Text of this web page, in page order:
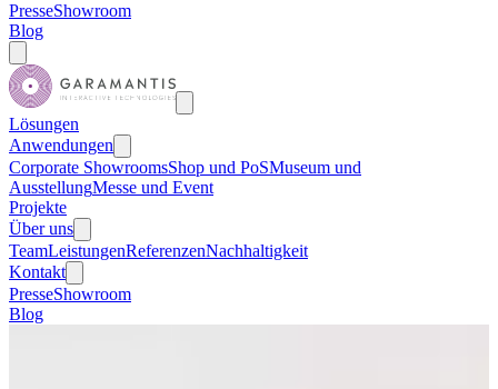
PresseShowroom
Blog
Lösungen
Anwendungen
Corporate ShowroomsShop und PoSMuseum und
AusstellungMesse und Event
Projekte
Über uns
TeamLeistungenReferenzenNachhaltigkeit
Kontakt
PresseShowroom
Blog